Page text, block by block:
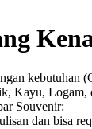
kebutuhan
Kayu, Logam,
Souvenir:
dan bisa